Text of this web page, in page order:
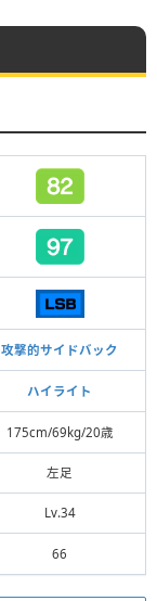
攻撃的サイドバック
ハイライト
175cm/69kg/20歳
左足
Lv.34
66